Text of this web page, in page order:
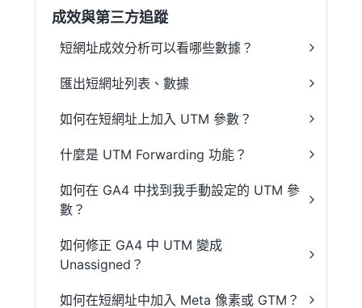
成效與第三方追蹤
短網址成效分析可以看哪些數據？
匯出短網址列表、數據
如何在短網址上加入 UTM 參數？
什麼是 UTM Forwarding 功能？
如何在 GA4 中找到我手動設定的 UTM 參
數？
如何修正 GA4 中 UTM 變成
Unassigned？
如何在短網址中加入 Meta 像素或 GTM？